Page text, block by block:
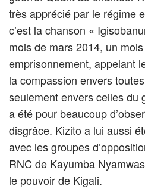
très apprécié par le régime
c’est la chanson «
mois de mars 2014, un
emprisonnement, appelant
la compassion envers
seulement envers celles du
a été pour beaucoup
disgrâce. Kizito a lui aussi
avec les groupes
RNC de Kayumba
le pouvoir de Kigali.